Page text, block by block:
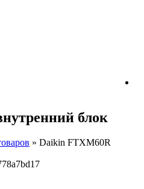
блок
» Daikin FTXM60R